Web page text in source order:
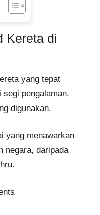
Kereta di
yang tepat
segi pengalaman,
digunakan.
yang menawarkan
negara, daripada